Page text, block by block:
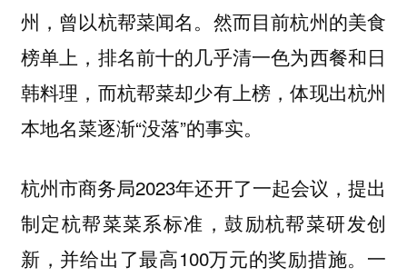
州，曾以杭帮菜闻名。然而目前杭州的美食
榜单上，排名前十的几乎清一色为西餐和日
韩料理，而杭帮菜却少有上榜，体现出杭州
本地名菜逐渐“没落”的事实。
杭州市商务局2023年还开了一起会议，提出
制定杭帮菜菜系标准，鼓励杭帮菜研发创
新，并给出了最高100万元的奖励措施。一